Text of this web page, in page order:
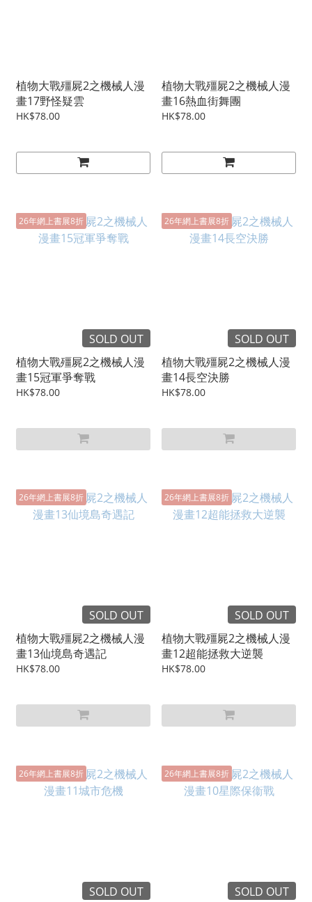
植物大戰殭屍2之機械人漫
畫17野怪疑雲
HK$78.00
植物大戰殭屍2之機械人漫
畫16熱血街舞團
HK$78.00
26年網上書展8折
SOLD OUT
植物大戰殭屍2之機械人漫
畫15冠軍爭奪戰
HK$78.00
26年網上書展8折
SOLD OUT
植物大戰殭屍2之機械人漫
畫14長空決勝
HK$78.00
26年網上書展8折
SOLD OUT
植物大戰殭屍2之機械人漫
畫13仙境島奇遇記
HK$78.00
26年網上書展8折
SOLD OUT
植物大戰殭屍2之機械人漫
畫12超能拯救大逆襲
HK$78.00
26年網上書展8折
SOLD OUT
26年網上書展8折
SOLD OUT